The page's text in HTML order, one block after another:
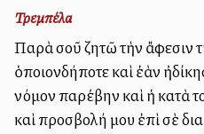
Τρεμπέλα
Παρὰ σοῦ ζητῶ τὴν ἄφεσιν
ὁποιονδήποτε καὶ ἐὰν
νόμον παρέβην καὶ ἡ κατὰ
καὶ προσβολή μου ἐπὶ σὲ